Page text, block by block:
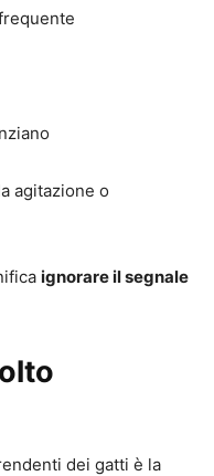
agitazione o
ignorare il segnale
dei gatti è la